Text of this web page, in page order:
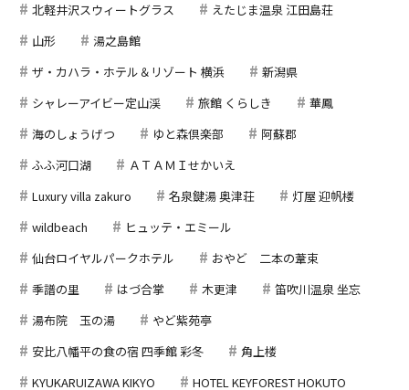
北軽井沢スウィートグラス
えたじま温泉 江田島荘
山形
湯之島館
ザ・カハラ・ホテル＆リゾート 横浜
新潟県
シャレーアイビー定山渓
旅館 くらしき
華鳳
海のしょうげつ
ゆと森倶楽部
阿蘇郡
ふふ河口湖
ＡＴＡＭＩせかいえ
Luxury villa zakuro
名泉鍵湯 奥津荘
灯屋 迎帆楼
wildbeach
ヒュッテ・エミール
仙台ロイヤルパークホテル
おやど 二本の葦束
季譜の里
はづ合掌 木更津
笛吹川温泉 坐忘
湯布院 玉の湯
やど紫苑亭
安比八幡平の食の宿 四季館 彩冬
角上楼
KYUKARUIZAWA KIKYO
HOTEL KEYFOREST HOKUTO